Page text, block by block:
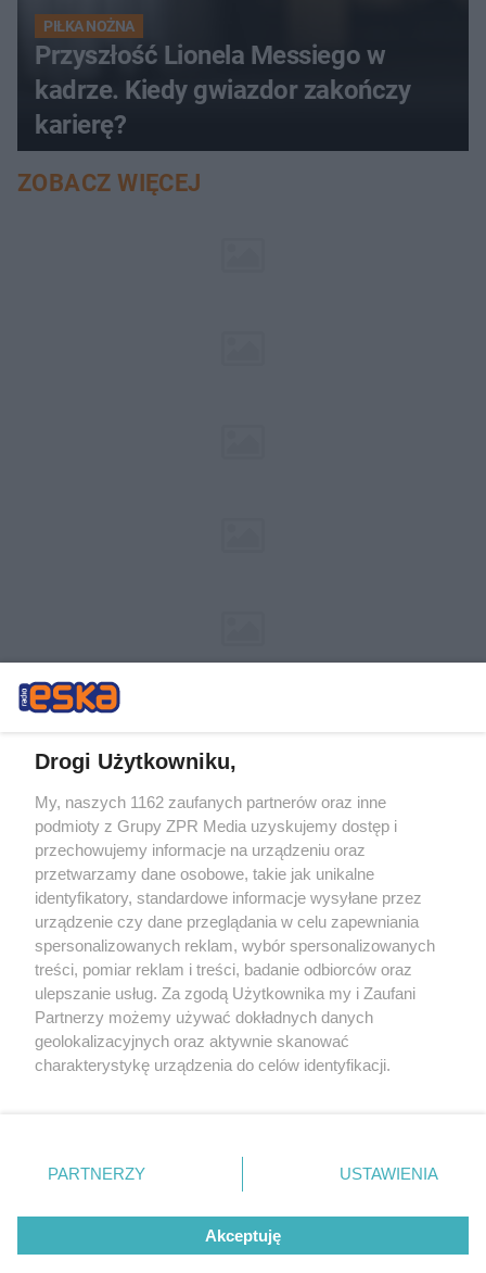
PIŁKA NOŻNA
Przyszłość Lionela Messiego w
kadrze. Kiedy gwiazdor zakończy
karierę?
ZOBACZ WIĘCEJ
Żaden utwór zamieszczony w serwisie nie może być powielany i
rozpowszechniany lub dalej rozpowszechniany w jakikolwiek sposób (w
tym także elektroniczny lub mechaniczny) na jakimkolwiek polu
eksploatacji w jakiejkolwiek formie, włącznie z umieszczaniem w
Internecie bez pisemnej zgody właściciela praw. Jakiekolwiek użycie lub
wykorzystanie utworów w całości lub w części z naruszeniem prawa,
tzn. bez właściwej zgody, jest zabronione pod groźbą kary i może być
ścigane prawnie.
© 2026 Grupa ZPR Media
Drogi Użytkowniku,
My, naszych 1162 zaufanych partnerów oraz inne
podmioty z Grupy ZPR Media uzyskujemy dostęp i
przechowujemy informacje na urządzeniu oraz
przetwarzamy dane osobowe, takie jak unikalne
identyfikatory, standardowe informacje wysyłane przez
urządzenie czy dane przeglądania w celu zapewniania
spersonalizowanych reklam, wybór spersonalizowanych
treści, pomiar reklam i treści, badanie odbiorców oraz
ulepszanie usług. Za zgodą Użytkownika my i Zaufani
Partnerzy możemy używać dokładnych danych
geolokalizacyjnych oraz aktywnie skanować
charakterystykę urządzenia do celów identyfikacji.
zmienić/wycofać klikając przycisk ustawień prywatności
znajdujący się w lewym dolnym rogu strony
rodzaje przetwarzania danych nie wymagają zgody
użytkownika, ale masz prawo sprzeciwić się takiemu
przetwarzaniu. Preferencje będą miały zastosowanie tylko
PARTNERZY USTAWIENIA
Akceptuję